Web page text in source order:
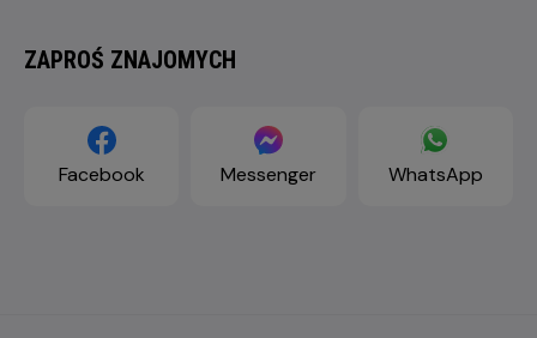
ZAPROŚ ZNAJOMYCH
Facebook Messenger WhatsApp